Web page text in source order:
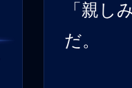
「親し
だ。